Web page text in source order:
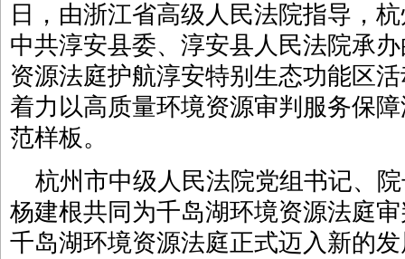
日，由浙江省高级人民法院指导，
中共淳安县委、淳安县人民法院承
资源法庭护航淳安特别生态功能区
着力以高质量环境资源审判服务保
范样板。
杭州市中级人民法院党组书记、
杨建根共同为千岛湖环境资源法庭
千岛湖环境资源法庭正式迈入新的